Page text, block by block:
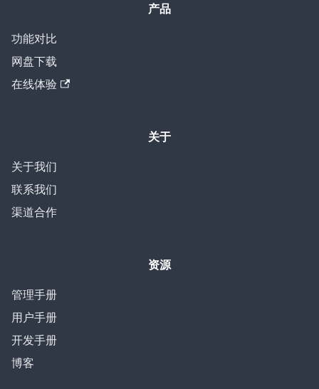
产品
功能对比
网盘下载
在线体验
关于
关于我们
联系我们
渠道合作
资源
管理手册
用户手册
开发手册
博客